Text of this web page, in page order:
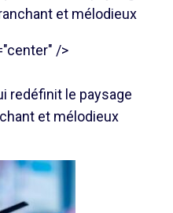
et mélodieux
/>
redéfinit le paysage
et mélodieux